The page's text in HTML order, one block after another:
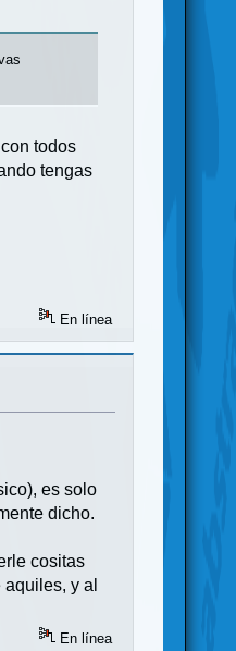
todos
tengas
En línea
es solo
dicho.
cositas
y al
En línea